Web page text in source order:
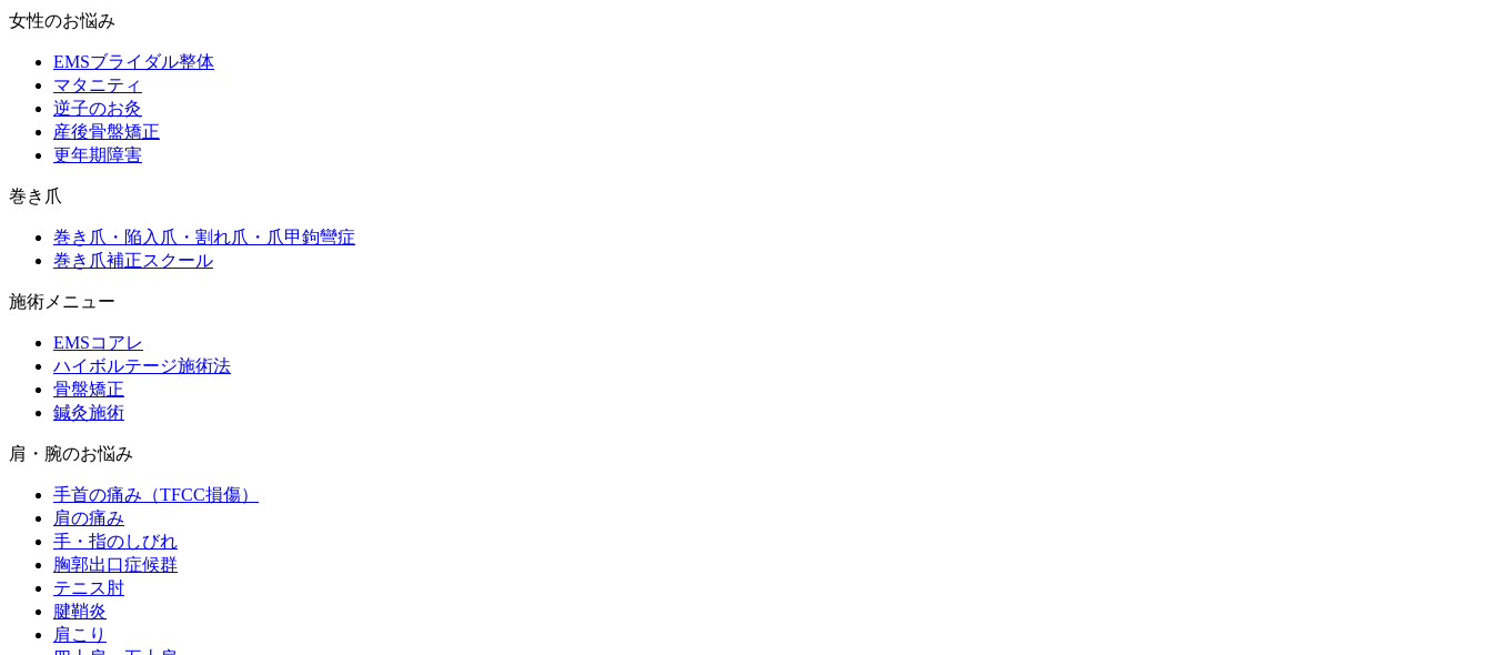
女性のお悩み
EMSブライダル整体
マタニティ
逆子のお灸
産後骨盤矯正
更年期障害
巻き爪
巻き爪・陥入爪・割れ爪・爪甲鉤彎症
巻き爪補正スクール
施術メニュー
EMSコアレ
ハイボルテージ施術法
骨盤矯正
鍼灸施術
肩・腕のお悩み
手首の痛み（TFCC損傷）
肩の痛み
手・指のしびれ
胸郭出口症候群
テニス肘
腱鞘炎
肩こり